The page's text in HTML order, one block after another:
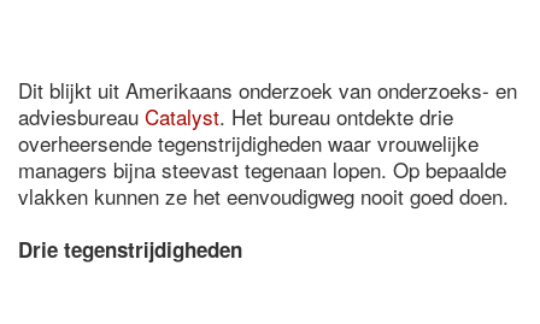
Dit blijkt uit Amerikaans onderzoek van onderzoeks- en
adviesbureau Catalyst. Het bureau ontdekte drie
overheersende tegenstrijdigheden waar vrouwelijke
managers bijna steevast tegenaan lopen. Op bepaalde
vlakken kunnen ze het eenvoudigweg nooit goed doen.
Drie tegenstrijdigheden